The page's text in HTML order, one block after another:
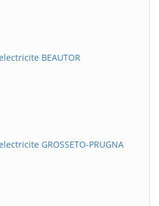
BEAUTOR
GROSSETO-PRUGNA